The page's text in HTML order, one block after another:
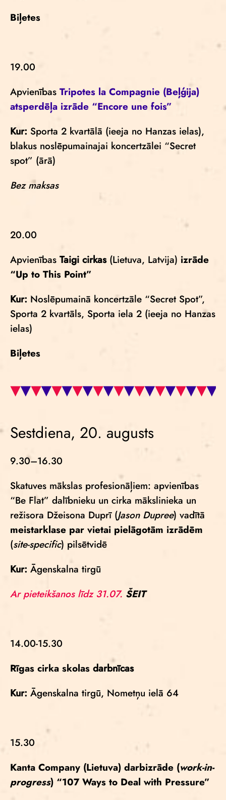
Biļetes
19.00
Apvienības Tripotes la Compagnie (Beļģija)
atsperdēļa izrāde “Encore une fois”
Kur: Sporta 2 kvartālā (ieeja no Hanzas ielas),
blakus noslēpumainajai koncertzālei “Secret
spot” (ārā)
Bez maksas
20.00
Apvienības Taigi cirkas(Lietuva, Latvija) izrāde
“Up to This Point”
Kur: Noslēpumainā koncertzāle “Secret Spot”,
Sporta 2 kvartāls, Sporta iela 2 (ieeja no Hanzas
ielas)
Biļetes
Sestdiena, 20. augusts
9.30–16.30
Skatuves mākslas profesionāļiem: apvienības
“Be Flat” dalībnieku un cirka mākslinieka un
režisora Džeisona Duprī (Jason Dupree) vadītā
meistarklase par vietai pielāgotām izrādēm
(site-specific) pilsētvidē
Kur: Āgenskalna tirgū
Ar pieteikšanos līdz 31.07. ŠEIT
14.00-15.30
Rīgas cirka skolas darbnīcas
Kur: Āgenskalna tirgū, Nometņu ielā 64
15.30
Kanta Company (Lietuva) darbizrāde (work-in-
progress) “107 Ways to Deal with Pressure”